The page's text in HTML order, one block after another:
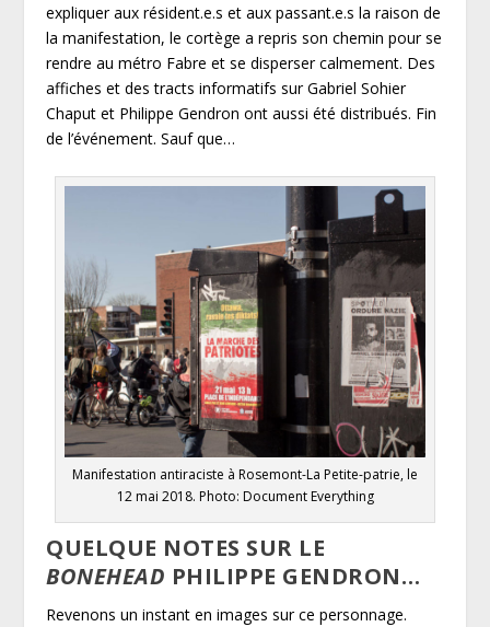
expliquer aux résident.e.s et aux passant.e.s la raison de
la manifestation, le cortège a repris son chemin pour se
rendre au métro Fabre et se disperser calmement. Des
affiches et des tracts informatifs sur Gabriel Sohier
Chaput et Philippe Gendron ont aussi été distribués. Fin
de l’événement. Sauf que…
Manifestation antiraciste à Rosemont-La Petite-patrie, le
12 mai 2018. Photo: Document Everything
QUELQUE NOTES SUR LE
BONEHEAD PHILIPPE GENDRON…
Revenons un instant en images sur ce personnage.